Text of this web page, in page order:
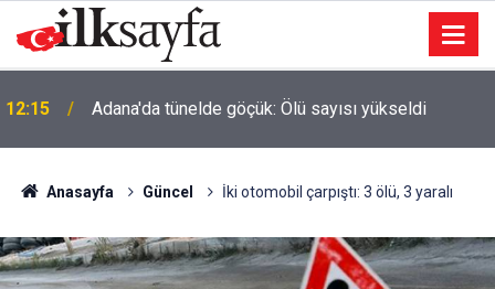
12:15 Adana'da tünelde göçük: Ölü sayısı yükseldi
Anasayfa Güncel İki otomobil çarpıştı: 3 ölü, 3 yaralı